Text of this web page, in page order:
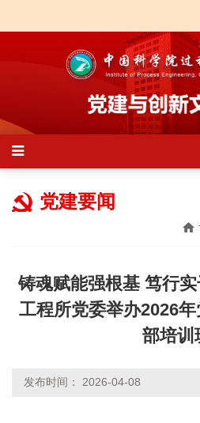
党建要闻
铸魂赋能强根基 笃行
工程所党委举办2026
部培训
发布时间： 2026-04-08